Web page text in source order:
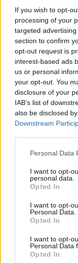
If you wish to opt-
processing of your
targeted
section to confirm
opt-out request is
interest-based ads
us or personal
your opt-out. You
disclosure of your
IAB’s list of
also be disclosed
Downstream
Please note that
not limited to your
grant or deny
use your data for
consent section.
Personal Data
I want to opt-
personal data.
Opted In
I want to opt-
Personal Data.
Opted In
I want to opt-
Personal Data
Opted In
Sokat adott, igaz
forintról 260 ezerre
jubileumi
ért a több mint
Más sorozatok is
kora
kötetéért is
Az Edo-korszakbeli
Osakában kiadott
A jászsággal
szerették volna